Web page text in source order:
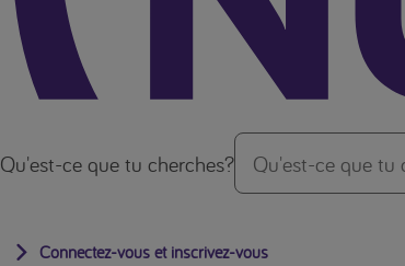
Qu'est-ce que tu cherches?
Connectez-vous et inscrivez-vous